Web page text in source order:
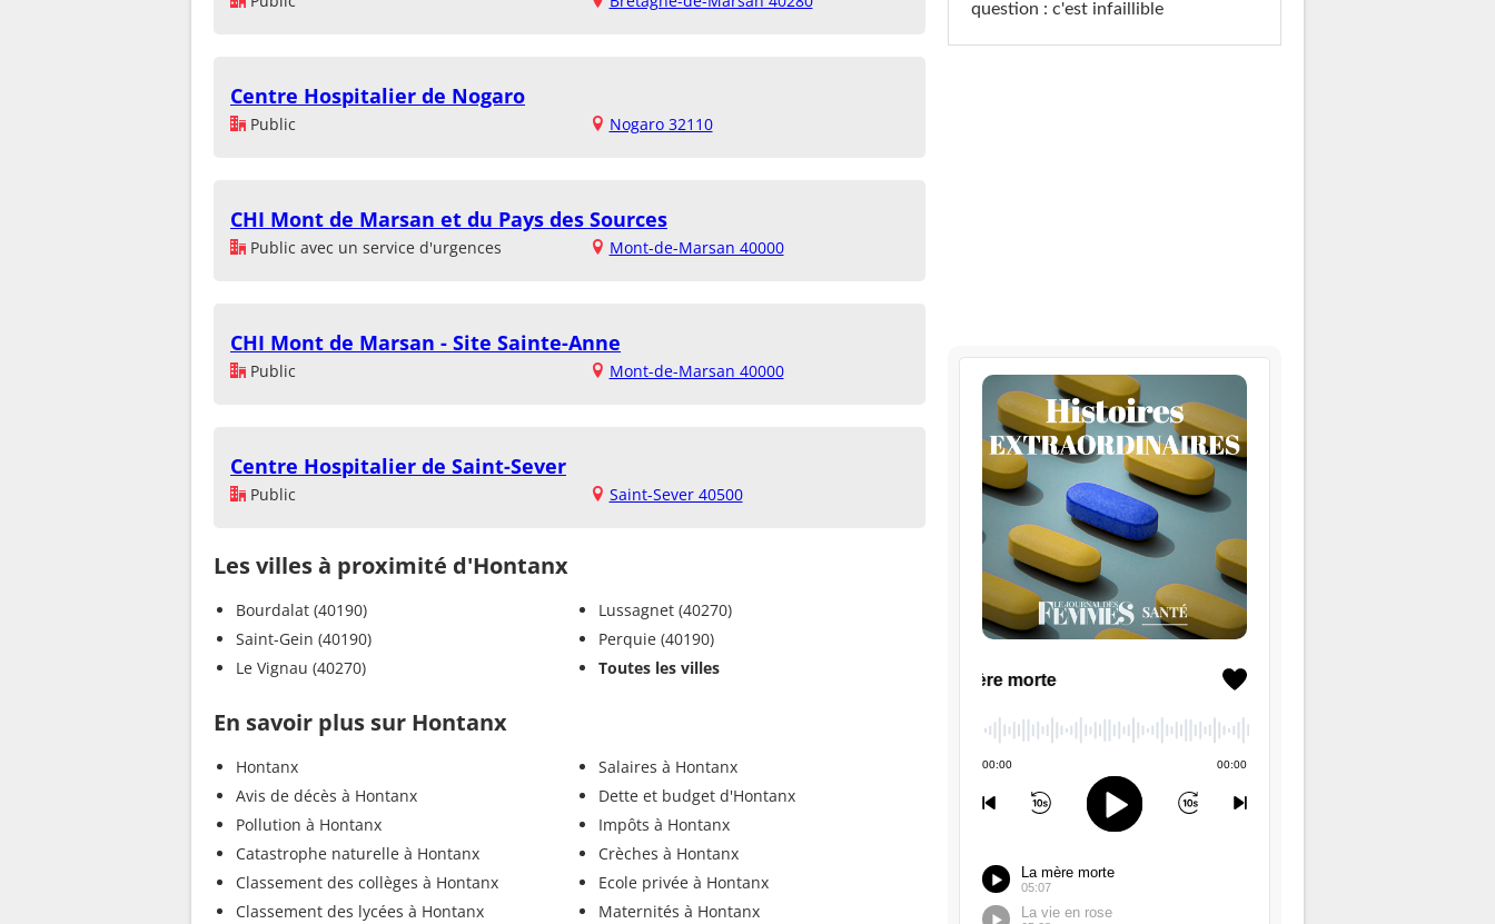
Centre Hospitalier de Nogaro
Public Nogaro 32110
CHI Mont de Marsan et du Pays des Sources
Public avec un service d'urgences Mont-de-Marsan 40000
CHI Mont de Marsan - Site Sainte-Anne
Public Mont-de-Marsan 40000
Centre Hospitalier de Saint-Sever
Public Saint-Sever 40500
Les villes à proximité d'Hontanx
Bourdalat (40190)
Saint-Gein (40190)
Le Vignau (40270)
Lussagnet (40270)
Perquie (40190)
Toutes les villes
En savoir plus sur Hontanx
Hontanx
Avis de décès à Hontanx
Pollution à Hontanx
Catastrophe naturelle à Hontanx
Classement des collèges à Hontanx
Classement des lycées à Hontanx
Salaires à Hontanx
Dette et budget d'Hontanx
Impôts à Hontanx
Crèches à Hontanx
Ecole privée à Hontanx
Maternités à Hontanx
question : c'est infaillible